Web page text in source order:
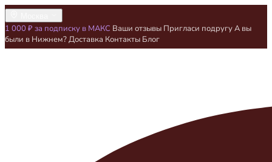
1 000 ₽ за подписку в МАКС Ваши отзывы Пригласи подругуА вы
были в Нижнем?Доставка Контакты Блог